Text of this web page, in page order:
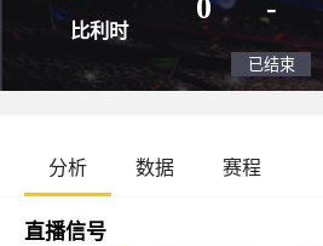
比利时
0
分析 数据 赛程
直播信号